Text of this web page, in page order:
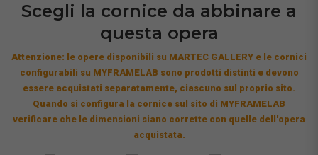
Scegli la cornice da abbinare a
questa opera
Attenzione: le opere disponibili su MARTEC GALLERY e le cornici
configurabili su MYFRAMELAB sono prodotti distinti e devono
essere acquistati separatamente, ciascuno sul proprio sito.
Quando si configura la cornice sul sito di MYFRAMELAB
verificare che le dimensioni siano corrette con quelle dell'opera
acquistata.